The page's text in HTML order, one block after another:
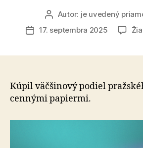
AutorAutor: je uvedený
Dátum
17. septembra 2025
Kúpil väčšinový podiel
cennými papiermi.